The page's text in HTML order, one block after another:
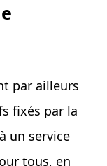
par ailleurs
fixés par la
un service
tous, en